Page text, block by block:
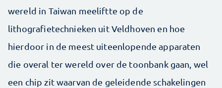
wereld in Taiwan meeliftte op de
lithografietechnieken uit Veldhoven en hoe
hierdoor in de meest uiteenlopende apparaten
die overal ter wereld over de toonbank gaan, wel
een chip zit waarvan de geleidende schakelingen